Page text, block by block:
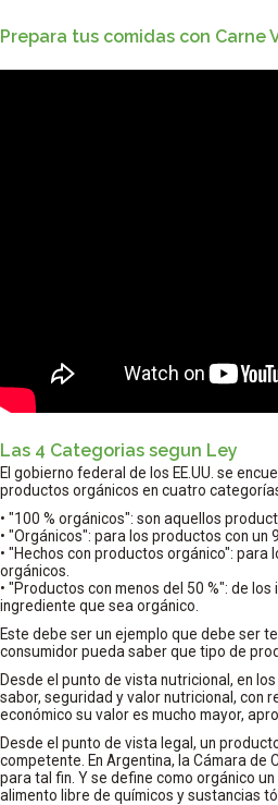
Prepara tus comidas con Carne
Las 4 Categorias segun Ley
El gobierno federal de los EE.UU. se
productos orgánicos en cuatro
• "100 % orgánicos": son aquellos
• "Orgánicos": para los productos con
• "Hechos con productos orgánico":
orgánicos.
• "Productos con menos del 50 %": de
ingrediente que sea orgánico.
Este debe ser un ejemplo que debe ser
consumidor pueda saber que tipo de
Desde el punto de vista nutricional, en
sabor, seguridad y valor nutricional, con
económico su valor es mucho mayor,
Desde el punto de vista legal, un
competente. En Argentina, la Cámara
para tal fin. Y se define como orgánico
alimento libre de químicos y sustancias